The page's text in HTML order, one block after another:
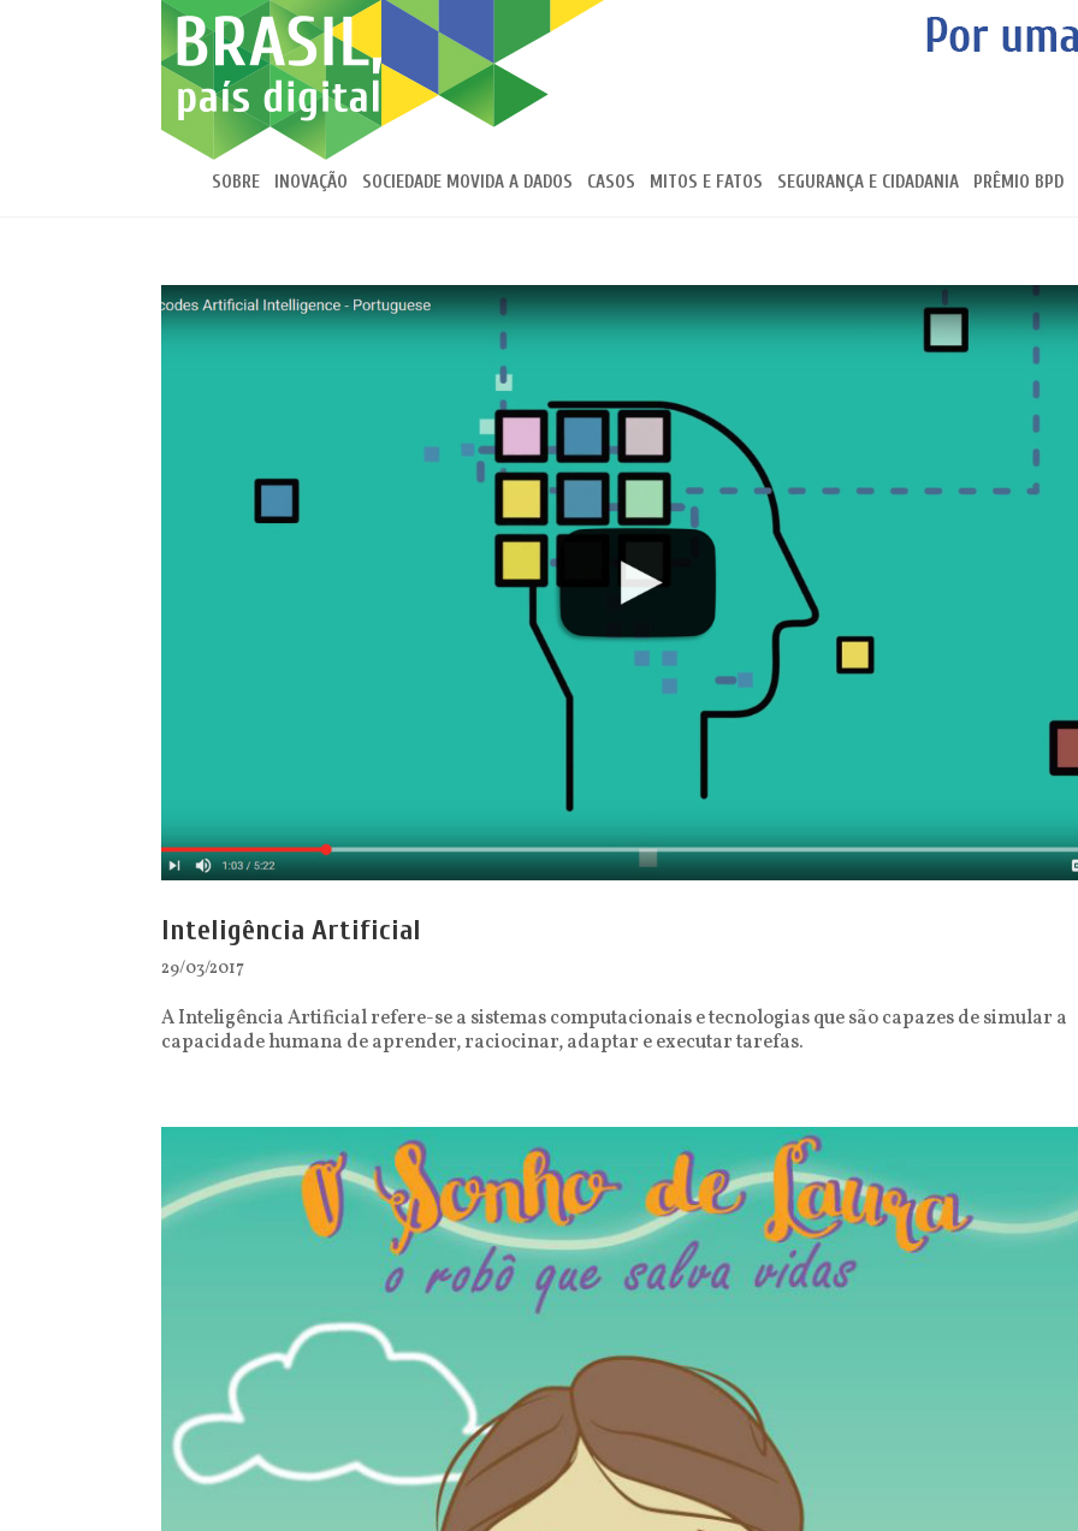
SOBRE INOVAÇÃO SOCIEDADE MOVIDA A DADOS CASOS MITOS E FATOS SEGURANÇA E CIDADANIA PRÊMIO BPD
Inteligência Artificial
29/03/2017
A Inteligência Artificial refere-se a sistemas computacionais e tecnologias que são capazes de simular a
capacidade humana de aprender, raciocinar, adaptar e executar tarefas.